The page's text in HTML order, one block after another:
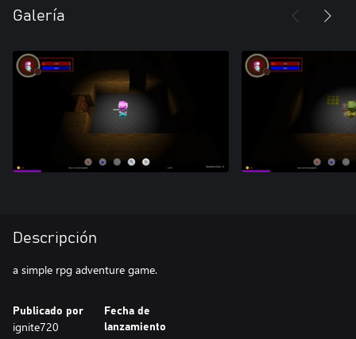
Galería
Descripción
a simple rpg adventure game.
Publicado por
ignite720
Fecha de
lanzamiento